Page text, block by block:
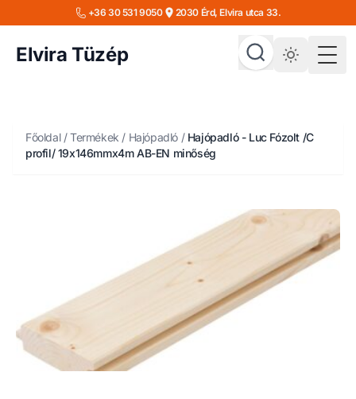
+36 30 531 9050 2030 Érd, Elvira utca 33.
Elvira Tüzép
Főoldal/Termékek / Hajópadló / Hajópadló - Luc Fózolt /C
profil/ 19x146mmx4m AB-EN minőség